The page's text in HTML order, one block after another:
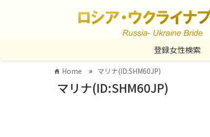
登録女性検索
home Home » マリナ(ID:SHM60JP)
マリナ(ID:SHM60JP)